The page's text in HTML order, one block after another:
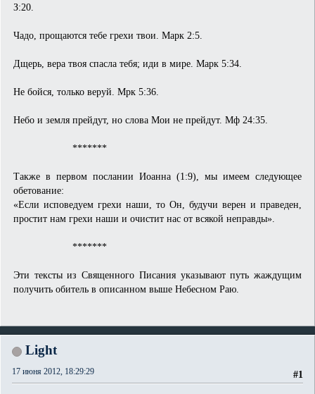
З:20.
Чадо, прощаются тебе грехи твои. Марк 2:5.
Дщерь, вера твоя спасла тебя; иди в мире. Марк 5:34.
Не бойся, только веруй. Мрк 5:36.
Небо и земля прейдут, но слова Мои не прейдут. Мф 24:35.
*******
Также в первом послании Иоанна (1:9), мы имеем следующее
обетование:
«Если исповедуем грехи наши, то Он, будучи верен и праведен,
простит нам грехи наши и очистит нас от всякой неправды».
*******
Эти тексты из Священного Писания указывают путь жаждущим
получить обитель в описанном выше Небесном Раю.
Light
#1
17 июня 2012, 18:29:29